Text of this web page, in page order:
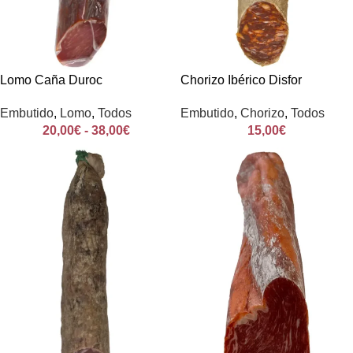
Lomo Caña Duroc
Embutido, Lomo, Todos
20,00€ - 38,00€
Chorizo Ibérico Disfor
Embutido, Chorizo, Todos
15,00€